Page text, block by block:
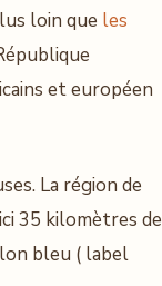
loin que les
et européen
La région de
35 kilomètres de
bleu ( label